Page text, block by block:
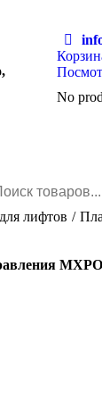
No
лифтов